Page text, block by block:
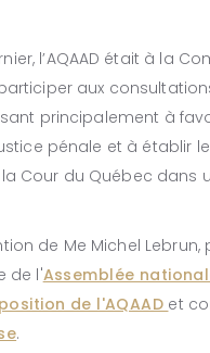
l’AQAAD était à la
aux
principalement à
pénale et à établir
Cour du Québec dans
de Me Michel
de l'Assemblée
position de l'AQAAD et
.